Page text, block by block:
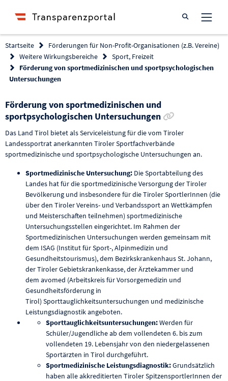
Suche öffnen
Startseite
Förderungen für Non-Profit-Organisationen (z.B. Vereine)
Weitere Wirkungsbereiche
Sport, Freizeit
Förderung von sportmedizinischen und sportpsychologischen
Untersuchungen
Förderung von sportmedizinischen und
sportpsychologischen Untersuchungen
Das Land Tirol bietet als Serviceleistung für die vom Tiroler
Landessportrat anerkannten Tiroler Sportfachverbände
sportmedizinische und sportpsychologische Untersuchungen an.
Sportmedizinische Untersuchung: Die Sportabteilung des
Landes hat für die sportmedizinische Versorgung der Tiroler
Bevölkerung und insbesondere für die Tiroler SportlerInnen (die
über den Tiroler Vereins- und Verbandssport an Wettkämpfen
und Meisterschaften teilnehmen) sportmedizinische
Untersuchungsstellen eingerichtet. Im Rahmen der
Sportmedizinischen Untersuchungen werden gemeinsam mit
dem ISAG (Institut für Sport-, Alpinmedizin und
Gesundheitstourismus), dem Bezirkskrankenhaus St. Johann,
der Tiroler Gebietskrankenkasse, der Ärztekammer und
dem avomed (Arbeitskreis für Vorsorgemedizin und
Gesundheitsförderung in
Tirol) Sporttauglichkeitsuntersuchungen und medizinische
Leistungsdiagnostik angeboten.
Sporttauglichkeitsuntersuchungen:Werden für
Schüler/Jugendliche ab dem vollendeten 6. bis zum
vollendeten 19. Lebensjahr von den niedergelassenen
Sportärzten in Tirol durchgeführt.
Sportmedizinische Leistungsdiagnostik:Grundsätzlich
haben alle akkreditierten Tiroler SpitzensportlerInnen der